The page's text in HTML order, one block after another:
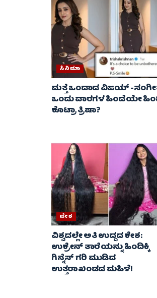
ಸಿನಿಮಾ
ಮತ್ತೆ ಒಂದಾದ ವಿಜಯ್ -
ಒಂದು ವಾರಗಳ ಹಿಂದೆಯೇ
ಕೊಟ್ರಾ ತ್ರಿಷಾ?
ದೇಶ
ವಿಶ್ವದಲ್ಲೇ ಅತಿ ಉದ್ದದ ಕೇಶ:
ಉಕ್ರೇನ್ ತಾರೆಯನ್ನು ಹಿಂದಿಕ್ಕಿ
ಗಿನ್ನೆಸ್ ಗರಿ ಮುಡಿದ
ಉತ್ತರಾಖಂಡದ ಮಹಿಳೆ!